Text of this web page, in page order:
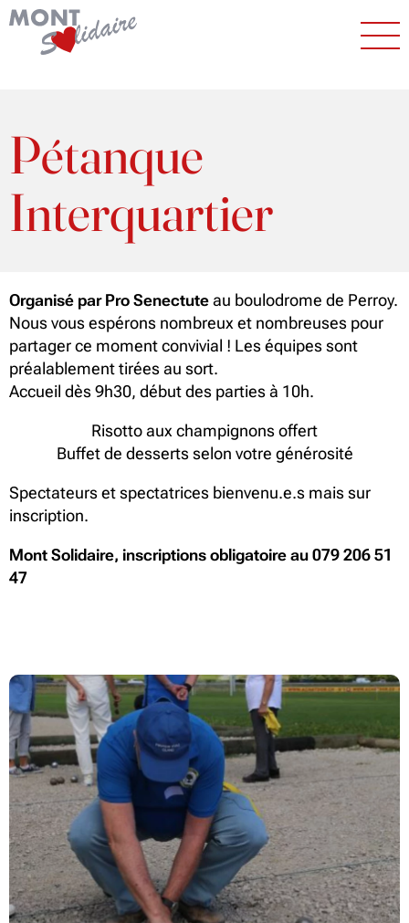
Pétanque
Interquartier
Organisé par Pro Senectuteau boulodrome de Perroy.
Nous vous espérons nombreux et nombreuses pour
partager ce moment convivial ! Les équipes sont
préalablement tirées au sort.
Accueil dès 9h30, début des parties à 10h.
Risotto aux champignons offert
Buffet de desserts selon votre générosité
Spectateurs et spectatrices bienvenu.e.s mais sur
inscription.
Mont Solidaire, inscriptions obligatoire au 079 206 51
47